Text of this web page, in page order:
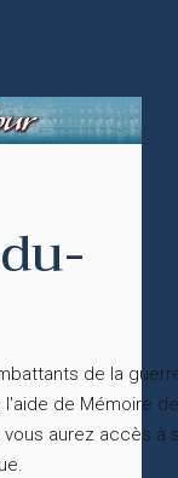
de la
l'aide de Mémoire
aurez accès